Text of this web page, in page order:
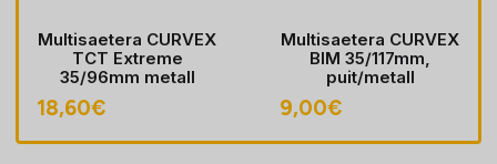
Multisaetera CURVEX
TCT Extreme
35/96mm metall
18,60€
Multisaetera CURVEX
BIM 35/117mm,
puit/metall
9,00€